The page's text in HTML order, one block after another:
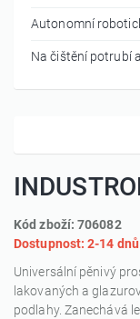
Autonomní
Na čištění potrubí
Kód zboží: 706082
Dostupnost: 2-14 dnů
Universální pěnivý
lakovaných a
podlahy. Zanechává